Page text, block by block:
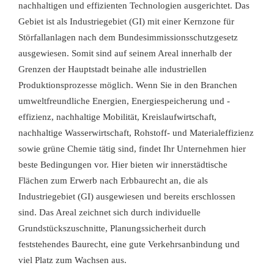
nachhaltigen und effizienten Technologien ausgerichtet. Das
Gebiet ist als Industriegebiet (GI)mit einer Kernzone für
Störfallanlagen nach dem Bundesimmissionsschutzgesetz
ausgewiesen. Somit sind auf seinem Areal innerhalb der
Grenzen der Hauptstadt beinahe alle industriellen
Produktionsprozesse möglich. Wenn Sie in den Branchen
umweltfreundliche Energien, Energiespeicherung und -
effizienz, nachhaltige Mobilität, Kreislaufwirtschaft,
nachhaltige Wasserwirtschaft, Rohstoff- und Materialeffizienz
sowie grüne Chemie tätig sind, findet Ihr Unternehmen hier
beste Bedingungen vor. Hier bieten wir innerstädtische
Flächen zum Erwerb nach Erbbaurecht an, die als
Industriegebiet (GI) ausgewiesen und bereits erschlossen
sind. Das Areal zeichnet sich durch individuelle
Grundstückszuschnitte, Planungssicherheit durch
feststehendes Baurecht, eine gute Verkehrsanbindung und
viel Platz zum Wachsen aus.